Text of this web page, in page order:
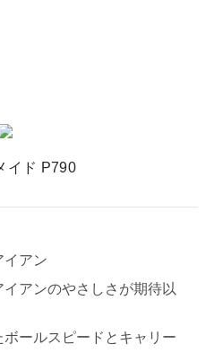
イド P790
イアン
アンのやさしさが期待以
ールスピードとキャリー